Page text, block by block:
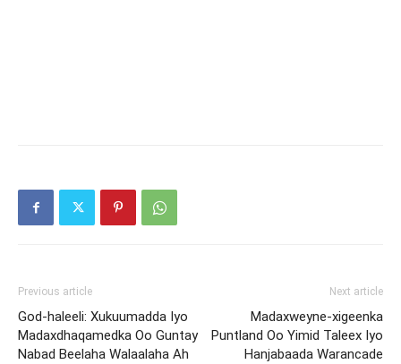
Previous article
God-haleeli: Xukuumadda Iyo
Madaxdhaqamedka Oo Guntay
Nabad Beelaha Walaalaha Ah
Next article
Madaxweyne-xigeenka
Puntland Oo Yimid Taleex Iyo
Hanjabaada Warancade